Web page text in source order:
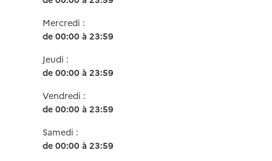
Mercredi :
de 00:00 à 23:59
Jeudi :
de 00:00 à 23:59
Vendredi :
de 00:00 à 23:59
Samedi :
de 00:00 à 23:59